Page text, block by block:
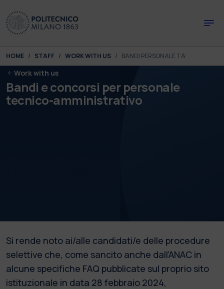
You are here:
HOME STAFF WORK WITH US BANDI PERSONALE TA
Work with us
Bandi e concorsi per personale
tecnico-amministrativo
Si rende noto ai/alle candidati/e delle procedure
selettive che, come sancito anche dall’ANAC in
alcune specifiche FAQ pubblicate sul proprio sito
istituzionale in data 28 febbraio 2024,